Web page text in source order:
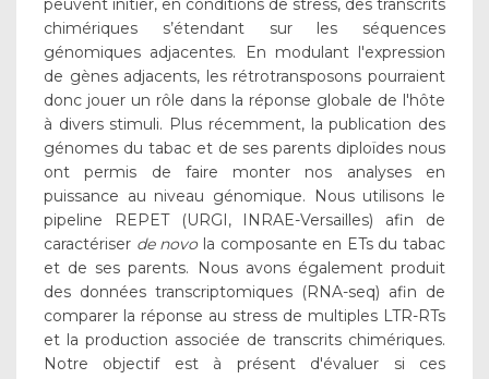
peuvent initier, en conditions de stress, des transcrits
chimériques s’étendant sur les séquences
génomiques adjacentes. En modulant l'expression
de gènes adjacents, les rétrotransposons pourraient
donc jouer un rôle dans la réponse globale de l'hôte
à divers stimuli. Plus récemment, la publication des
génomes du tabac et de ses parents diploïdes nous
ont permis de faire monter nos analyses en
puissance au niveau génomique. Nous utilisons le
pipeline REPET (URGI, INRAE-Versailles) afin de
caractériser de novola composante en ETs du tabac
et de ses parents. Nous avons également produit
des données transcriptomiques (RNA-seq) afin de
comparer la réponse au stress de multiples LTR-RTs
et la production associée de transcrits chimériques.
Notre objectif est à présent d'évaluer si ces